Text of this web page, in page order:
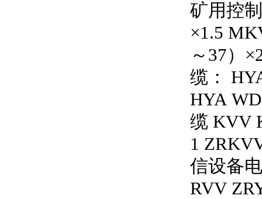
矿用控
×1.5
～37）
缆：
HYA
缆 KVV
1
信设备
RVV